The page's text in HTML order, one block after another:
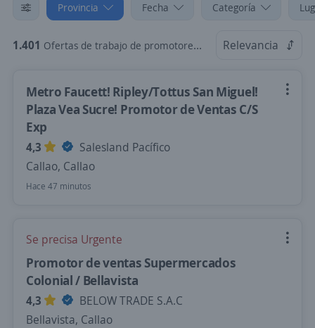
Provincia Fecha Categoría
1.401 Ofertas de trabajo de promotores en Callao Relevancia
Metro Faucett! Ripley/Tottus San Miguel!
Plaza Vea Sucre! Promotor de Ventas C/S
Exp
4,3
Salesland Pacífico
Callao, Callao
Hace 47 minutos
Se precisa Urgente
Promotor de ventas Supermercados
Colonial / Bellavista
4,3
BELOW TRADE S.A.C
Bellavista, Callao